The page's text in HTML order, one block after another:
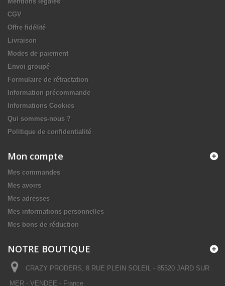
CGV
Offre fidélité
Livraison
Modes de paiement
Envoi groupé
Formulaire de rétractation
Information précommande
Informations Cookies
Qui sommes-nous ?
Politique de confidentialité
Mon compte
Mes commandes
Mes avoirs
Mes adresses
Mes informations personnelles
Mes bons de réduction
NOTRE BOUTIQUE
CRAZY PRODERS, 8 RUE PLEIN SOLEIL - 85520 JARD SUR
MER - VENDEE - France